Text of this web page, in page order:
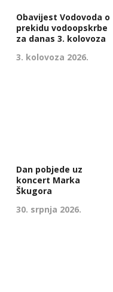
Obavijest Vodovoda o
prekidu vodoopskrbe
za danas 3. kolovoza
3. kolovoza 2026.
Dan pobjede uz
koncert Marka
Škugora
30. srpnja 2026.